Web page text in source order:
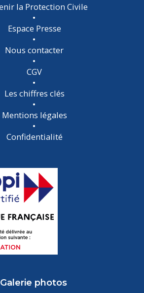
la Protection Civile
Espace Presse
Nous contacter
CGV
Les chiffres clés
Mentions légales
Confidentialité
Galerie photos